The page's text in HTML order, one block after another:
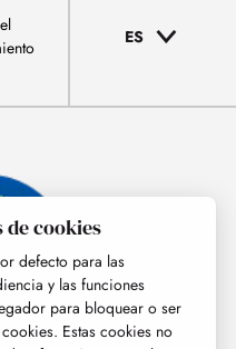
ES
de cookies
defecto para las
y las funciones
para bloquear o ser
Estas cookies no